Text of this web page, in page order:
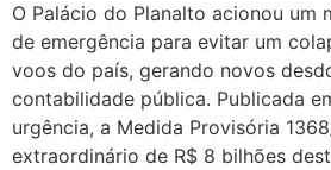
O Palácio do Planalto acionou um
de emergência para evitar um
voos do país, gerando novos
contabilidade pública. Publicada
urgência, a Medida Provisória
extraordinário de R$ 8 bilhões